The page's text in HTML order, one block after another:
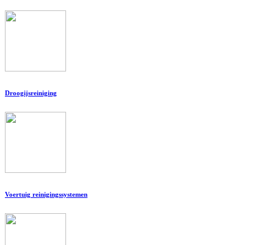
Droogijsreiniging
Voertuig reinigingssystemen